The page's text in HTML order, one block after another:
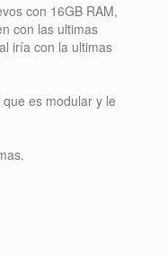
con 16GB RAM,
con las ultimas
iría con la ultimas
es modular y le